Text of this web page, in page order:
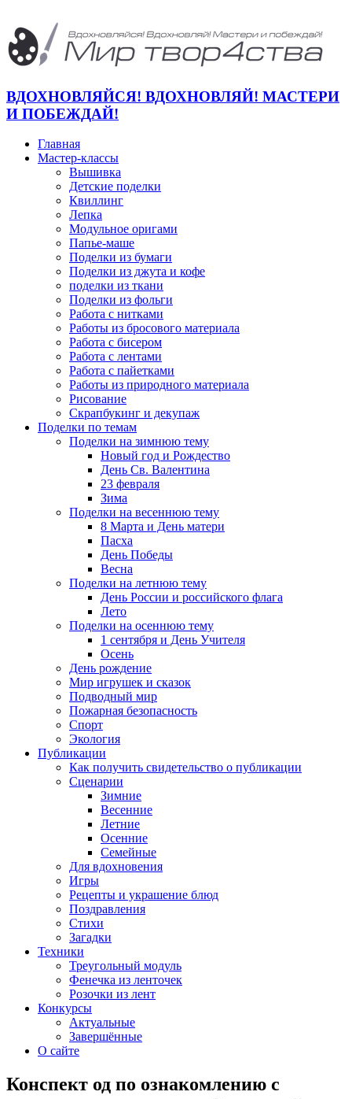
ВДОХНОВЛЯЙСЯ! ВДОХНОВЛЯЙ! МАСТЕРИ
И ПОБЕЖДАЙ!
Главная
Мастер-классы
Вышивка
Детские поделки
Квиллинг
Лепка
Модульное оригами
Папье-маше
Поделки из бумаги
Поделки из джута и кофе
поделки из ткани
Поделки из фольги
Работа с нитками
Работы из бросового материала
Работа с бисером
Работа с лентами
Работа с пайетками
Работы из природного материала
Рисование
Скрапбукинг и декупаж
Поделки по темам
Поделки на зимнюю тему
Новый год и Рождество
День Св. Валентина
23 февраля
Зима
Поделки на весеннюю тему
8 Марта и День матери
Пасха
День Победы
Весна
Поделки на летнюю тему
День России и российского флага
Лето
Поделки на осеннюю тему
1 сентября и День Учителя
Осень
День рождение
Мир игрушек и сказок
Подводный мир
Пожарная безопасность
Спорт
Экология
Публикации
Как получить свидетельство о публикации
Сценарии
Зимние
Весенние
Летние
Осенние
Семейные
Для вдохновения
Игры
Рецепты и украшение блюд
Поздравления
Стихи
Загадки
Техники
Треугольный модуль
Фенечка из ленточек
Розочки из лент
Конкурсы
Актуальные
Завершённые
О сайте
Конспект од по ознакомлению с